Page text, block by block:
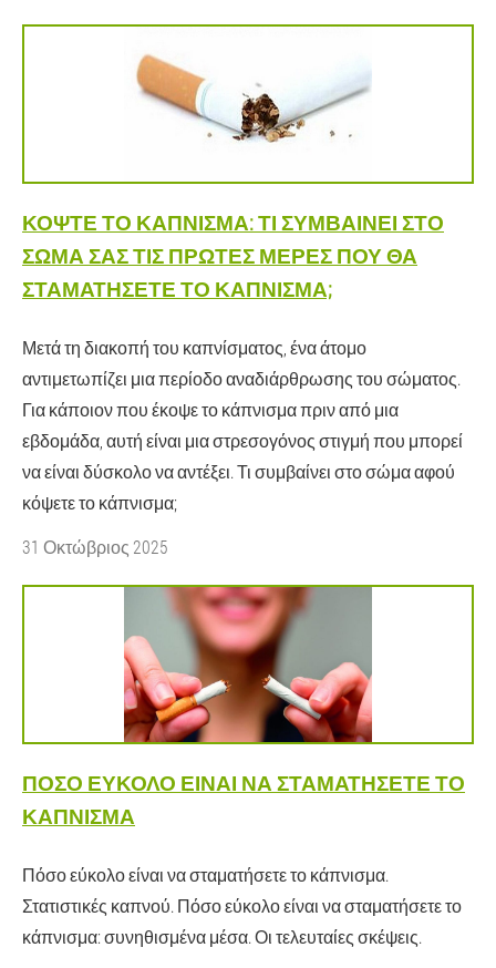
ΚΌΨΤΕ ΤΟ ΚΆΠΝΙΣΜΑ: ΤΙ ΣΥΜΒΑΊΝΕΙ ΣΤΟ
ΣΏΜΑ ΣΑΣ ΤΙΣ ΠΡΏΤΕΣ ΜΈΡΕΣ ΠΟΥ ΘΑ
ΣΤΑΜΑΤΉΣΕΤΕ ΤΟ ΚΆΠΝΙΣΜΑ;
Μετά τη διακοπή του καπνίσματος, ένα άτομο
αντιμετωπίζει μια περίοδο αναδιάρθρωσης του σώματος.
Για κάποιον που έκοψε το κάπνισμα πριν από μια
εβδομάδα, αυτή είναι μια στρεσογόνος στιγμή που μπορεί
να είναι δύσκολο να αντέξει. Τι συμβαίνει στο σώμα αφού
κόψετε το κάπνισμα;
31 Οκτώβριος 2025
ΠΌΣΟ ΕΎΚΟΛΟ ΕΊΝΑΙ ΝΑ ΣΤΑΜΑΤΉΣΕΤΕ ΤΟ
ΚΆΠΝΙΣΜΑ
Πόσο εύκολο είναι να σταματήσετε το κάπνισμα.
Στατιστικές καπνού. Πόσο εύκολο είναι να σταματήσετε το
κάπνισμα: συνηθισμένα μέσα. Οι τελευταίες σκέψεις.